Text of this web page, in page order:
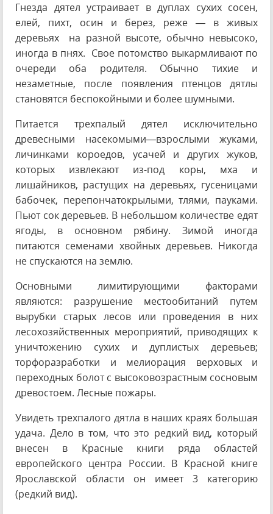
Гнезда дятел устраивает в дуплах сухих сосен,
елей, пихт, осин и берез, реже — в живых
деревьях на разной высоте, обычно невысоко,
иногда в пнях. Свое потомство выкармливают по
очереди оба родителя. Обычно тихие и
незаметные, после появления птенцов дятлы
становятся беспокойными и более шумными.
Питается трехпалый дятел исключительно
древесными насекомыми—взрослыми жуками,
личинками короедов, усачей и других жуков,
которых извлекают из-под коры, мха и
лишайников, растущих на деревьях, гусеницами
бабочек, перепончатокрылыми, тлями, пауками.
Пьют сок деревьев. В небольшом количестве едят
ягоды, в основном рябину. Зимой иногда
питаются семенами хвойных деревьев. Никогда
не спускаются на землю.
Основными лимитирующими факторами
являются: разрушение местообитаний путем
вырубки старых лесов или проведения в них
лесохозяйственных мероприятий, приводящих к
уничтожению сухих и дуплистых деревьев;
торфоразработки и мелиорация верховых и
переходных болот с высоковозрастным сосновым
древостоем. Лесные пожары.
Увидеть трехпалого дятла в наших краях большая
удача. Дело в том, что это редкий вид, который
внесен в Красные книги ряда областей
европейского центра России. В Красной книге
Ярославской области он имеет 3 категорию
(редкий вид).